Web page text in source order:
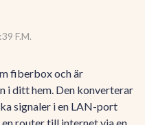
F.M.
fiberbox och är
i ditt hem. Den konverterar
signaler i en LAN-port